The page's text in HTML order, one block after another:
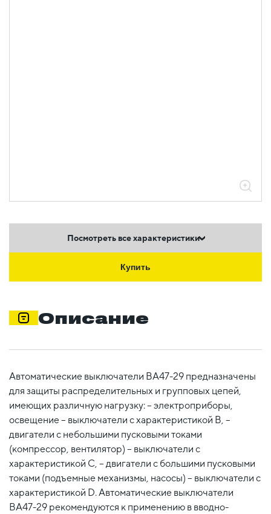
Посмотреть все характеристики
Купить
Описание
Автоматические выключатели ВА47-29 предназначены
для защиты распределительных и групповых цепей,
имеющих различную нагрузку: – электроприборы,
освещение – выключатели с характеристикой В, –
двигатели с небольшими пусковыми токами
(компрессор, вентилятор) – выключатели с
характеристикой C, – двигатели с большими пусковыми
токами (подъемные механизмы, насосы) – выключатели с
характеристикой D. Автоматические выключатели
ВА47-29 рекомендуются к применению в вводно-